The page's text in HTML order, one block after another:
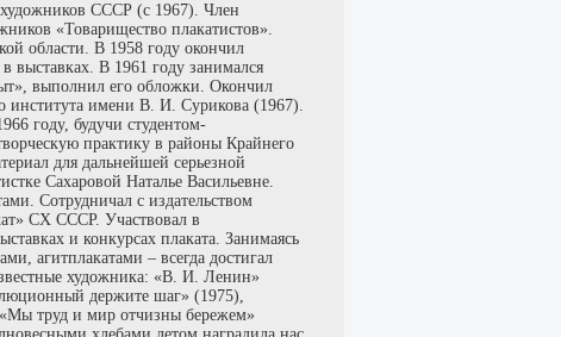
СССР (с 1967). Член
«Товарищество плакатистов».
области. В 1958 году окончил
выставках. В 1961 году занимался
выполнил его обложки. Окончил
института имени В. И. Сурикова (1967).
году, будучи студентом-
практику в районы Крайнего
для дальнейшей серьезной
Сахаровой Наталье Васильевне.
Сотрудничал с издательством
СХ СССР. Участвовал в
и конкурсах плаката. Занимаясь
агитплакатами – всегда достигал
художника: «В. И. Ленин»
держите шаг» (1975),
труд и мир отчизны бережем»